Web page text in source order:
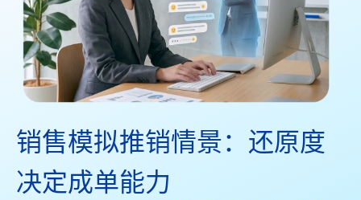
销售模拟推销情景：还原度
决定成单能力